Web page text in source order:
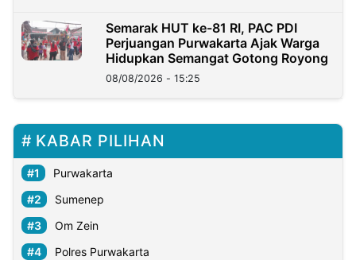
Semarak HUT ke-81 RI, PAC PDI
Perjuangan Purwakarta Ajak Warga
Hidupkan Semangat Gotong Royong
08/08/2026 - 15:25
KABAR PILIHAN
Purwakarta
Sumenep
Om Zein
Polres Purwakarta